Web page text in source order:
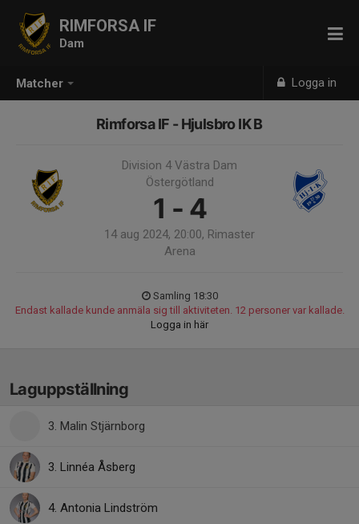
Matcher Logga in
RIMFORSA IF
Dam
Rimforsa IF - Hjulsbro IK B
Division 4 Västra Dam
Östergötland
1 - 4
14 aug 2024, 20:00, Rimaster
Arena
Samling 18:30
Endast kallade kunde anmäla sig till aktiviteten. 12 personer var kallade.
Logga in här
Laguppställning
3. Malin Stjärnborg
3. Linnéa Åsberg
4. Antonia Lindström